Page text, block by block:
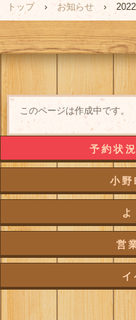
トップ › お知らせ ›
このページは作成中です。
予約状
小野
営
イ